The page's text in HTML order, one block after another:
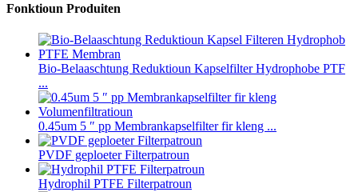
Fonktioun Produiten
Bio-Belaaschtung Reduktioun Kapselfilter Hydrophobe PTF
...
0.45um 5 ″ pp Membrankapselfilter fir kleng ...
PVDF geploeter Filterpatroun
Hydrophil PTFE Filterpatroun